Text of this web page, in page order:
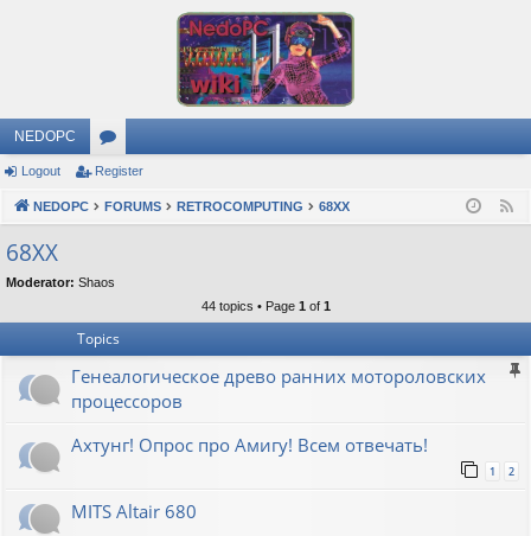
NEDOPC
or
u
s
Logout Register
NEDOPC FORUMS RETROCOMPUTING 68XX
68XX
Moderator: Shaos
44 topics • Page 1 of 1
Topics
Генеалогическое древо ранних мотороловских
процессоров
Ахтунг! Опрос про Амигу! Всем отвечать!
1 2
MITS Altair 680